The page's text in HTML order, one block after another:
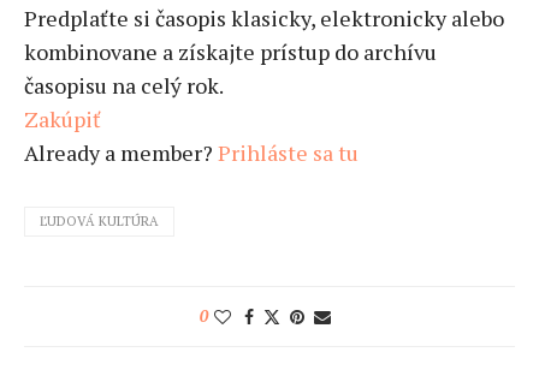
Predplaťte si časopis klasicky, elektronicky alebo
kombinovane a získajte prístup do archívu
časopisu na celý rok.
Zakúpiť
Already a member? Prihláste sa tu
ĽUDOVÁ KULTÚRA
0